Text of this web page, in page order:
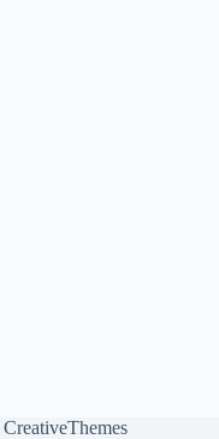
CreativeThemes